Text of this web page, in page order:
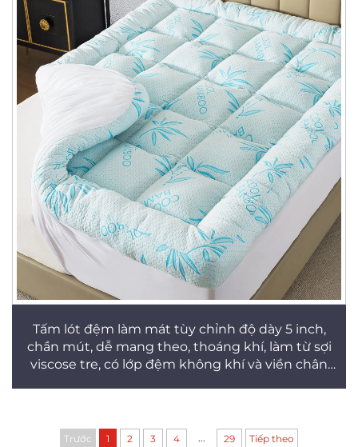
Tấm lót đệm làm mát tùy chỉnh độ dày 5 inch,
chần mút, dễ mang theo, thoáng khí, làm từ sợi
viscose tre, có lớp đệm không khí và viền chân
Trước 1 2 3 4 ... 29 Tiếp theo